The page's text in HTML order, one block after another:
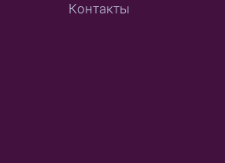
Контакты